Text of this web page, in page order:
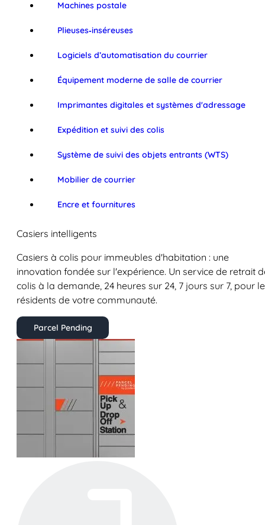
Machines postale
Plieuses‑inséreuses
Logiciels d’automatisation du courrier
Équipement moderne de salle de courrier
Imprimantes digitales et systèmes d'adressage
Expédition et suivi des colis
Système de suivi des objets entrants (WTS)
Mobilier de courrier
Encre et fournitures
Casiers intelligents
Casiers à colis pour immeubles d'habitation : une
innovation fondée sur l'expérience. Un service de retrait
colis à la demande, 24 heures sur 24, 7 jours sur 7, pour
résidents de votre communauté.
Parcel Pending